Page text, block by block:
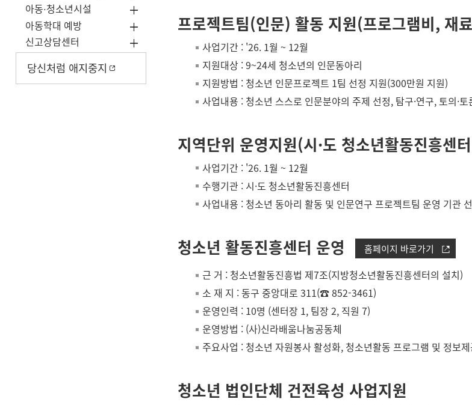
아동·청소년시설
아동학대 예방
신고상담센터
당신처럼 애지중지
프로젝트팀(인문) 활동 지원(프로그램비, 재
사업기간 : '26. 1월 ~ 12월
지원대상 : 9~24세 청소년의 인문동아리
지원방법 : 청소년 인문프로젝트 1팀 선정 지원(300만원 지원)
사업내용 : 청소년 스스로 인문분야의 주제 선정, 탐구·연구, 토의·
지역단위 운영지원(시·도 청소년활동진흥센
사업기간 : '26. 1월 ~ 12월
수행기관 : 시·도 청소년활동진흥센터
사업내용 : 청소년 동아리 활동 및 인문연구 프로젝트팀 운영 기관
청소년 활동진흥센터 운영 홈페이지 바로가기
근 거 : 청소년활동진흥법 제7조(지방청소년활동진흥센터의 설치)
소 재 지 : 동구 중앙대로 311(☎852-3461)
운영인력 : 10명 (센터장 1, 팀장 2, 직원 7)
운영방법 : (사)신라배움나눔공동체
주요사업 : 청소년 자원봉사 활성화, 청소년활동 프로그램 및 정보
청소년 법인단체 건전육성 사업지원